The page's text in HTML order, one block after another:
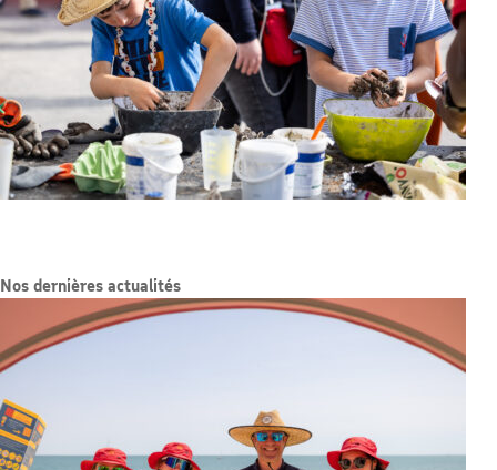
Nos dernières actualités